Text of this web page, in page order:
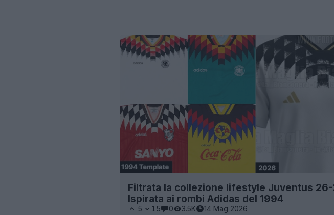
Filtrata la collezione lifestyle Juventus
Ispirata ai rombi Adidas del 1994
5 15 0 3.5K 14 Mag 2026